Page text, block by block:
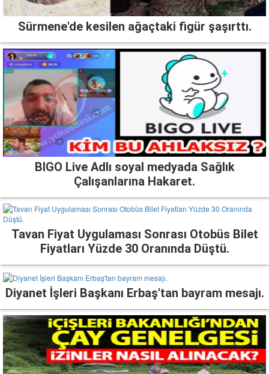
Sürmene'de kesilen ağaçtaki figür şaşırttı.
BIGO Live Adlı soyal medyada Sağlık
Çalışanlarına Hakaret.
Tavan Fiyat Uygulaması Sonrası Otobüs Bilet
Fiyatları Yüzde 30 Oranında Düştü.
Diyanet İşleri Başkanı Erbaş'tan bayram mesajı.